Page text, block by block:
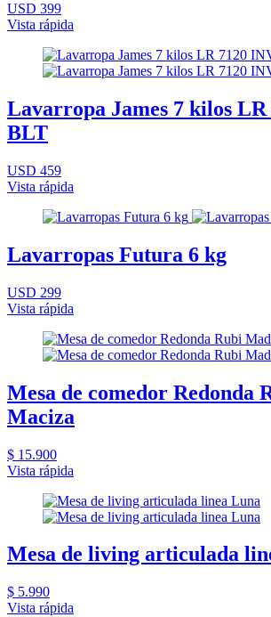
USD 399
Vista rápida
Lavarropa James 7 kilos
BLT
USD 459
Vista rápida
Lavarropas Futura 6 kg
USD 299
Vista rápida
Mesa de comedor Redonda
Maciza
$ 15.900
Vista rápida
Mesa de living articulada
$ 5.990
Vista rápida